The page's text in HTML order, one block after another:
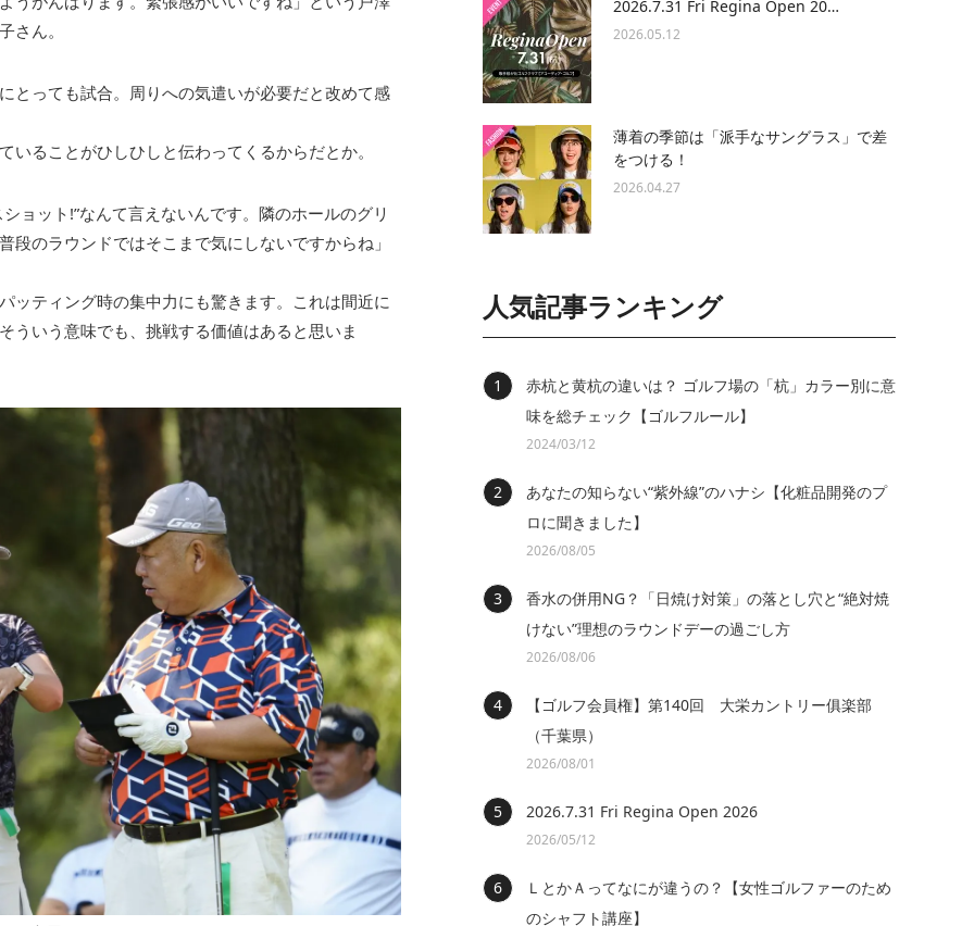
さん。
とっても試合。周りへの気遣いが必要だと改めて感
ることがひしひしと伝わってくるからだとか。
ョット!”なんて言えないんです。隣のホールのグリ
のラウンドではそこまで気にしないですからね」
ッティング時の集中力にも驚きます。これは間近に
ういう意味でも、挑戦する価値はあると思いま
2026.7.31 Fri Regina Open 20…
2026.05.12
薄着の季節は「派手なサングラス」で差
をつける！
2026.04.27
人気記事ランキング
赤杭と黄杭の違いは？ ゴルフ場の「杭」カラー別に意
味を総チェック【ゴルフルール】
2024/03/12
あなたの知らない“紫外線”のハナシ【化粧品開発のプ
ロに聞きました】
2026/08/05
香水の併用NG？「日焼け対策」の落とし穴と“絶対焼
けない”理想のラウンドデーの過ごし方
2026/08/06
【ゴルフ会員権】第140回 大栄カントリー俱楽部
（千葉県）
2026/08/01
2026.7.31 Fri Regina Open 2026
2026/05/12
ＬとかＡってなにが違うの？【女性ゴルファーのため
のシャフト講座】